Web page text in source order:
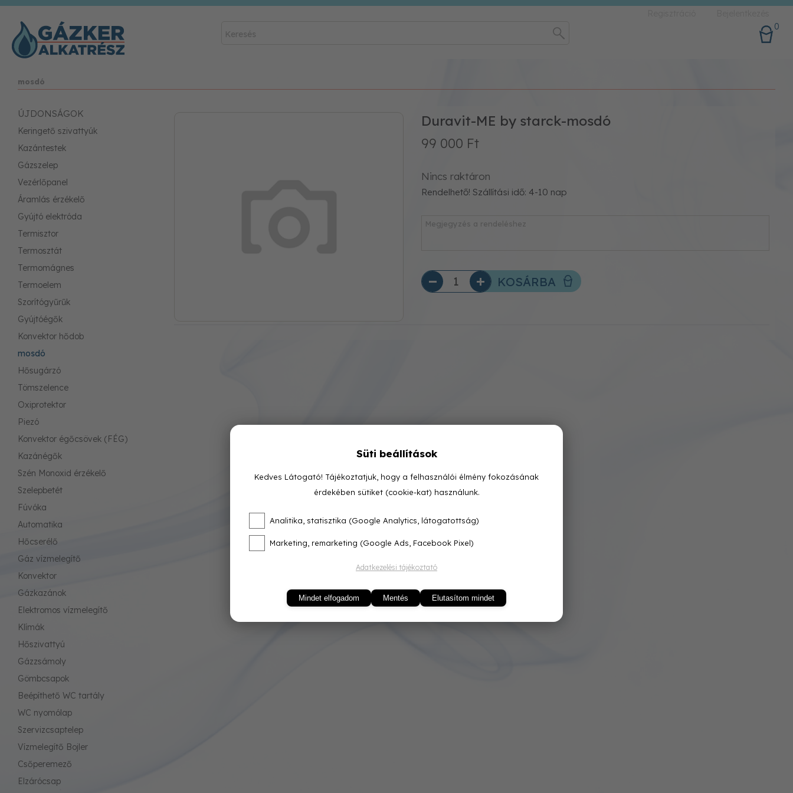
0
mosdó
Duravit-ME by starck-mosdó
99 000 Ft
Nincs raktáron
Rendelhető! Szállítási idő: 4-10 nap
KOSÁRBA
ÚJDONSÁGOK
Keringető szivattyúk
Kazántestek
Gázszelep
Vezérlőpanel
Áramlás érzékelő
Gyújtó elektróda
Termisztor
Termosztát
Termomágnes
Termoelem
Szorítógyűrűk
Gyújtóégők
Konvektor hődob
mosdó
Hősugárzó
Tömszelence
Oxiprotektor
Piezó
Konvektor égőcsövek (FÉG)
Kazánégők
Szén Monoxid érzékelő
Szelepbetét
Fúvóka
Automatika
Hőcserélő
Gáz vízmelegítő
Konvektor
Gázkazánok
Elektromos vízmelegítő
Klímák
Hőszivattyú
Gázzsámoly
Gömbcsapok
Beépíthető WC tartály
WC nyomólap
Szervizcsaptelep
Vízmelegítő Bojler
Csőperemező
Elzárócsap
Süti beállítások
Kedves Látogató! Tájékoztatjuk, hogy a felhasználói élmény fokozásának
érdekében sütiket (cookie-kat) használunk.
Analitika, statisztika (Google Analytics, látogatottság)
Marketing, remarketing (Google Ads, Facebook Pixel)
Adatkezelési tájékoztató
Mindet elfogadom Mentés Elutasítom mindet